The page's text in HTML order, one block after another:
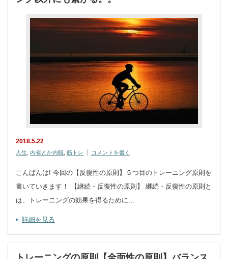
2018.5.22
人生 内省とか内観 筋トレ コメントを書く
こんばんは! 今回の【反復性の原則】５つ目のトレーニング原則を
書いていきます！ 【継続・反復性の原則】 継続・反復性の原則と
は、トレーニングの効果を得るために…
詳細を見る